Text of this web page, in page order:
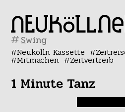
#
Neukölln Kassette
Mitmachen Zeitvertreib
1 Minute Tanz